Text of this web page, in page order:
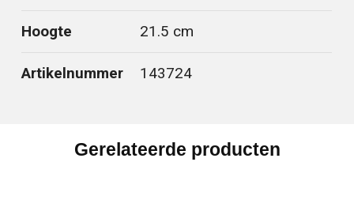
Hoogte 21.5 cm
Artikelnummer 143724
Gerelateerde producten